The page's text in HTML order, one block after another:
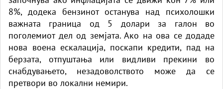
8%, додека бензинот останува над психолошки
важната граница од 5 долари за галон во
поголемиот дел од земјата. Ако на ова се додаде
нова воена ескалација, поскапи кредити, пад на
берзата, отпуштања или видливи прекини во
снабдувањето, незадоволството може да се
претвори во локални немири.